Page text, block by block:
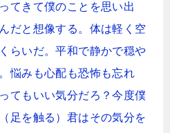
てきて僕のことを思い出
だと想像する。体は軽く空
らいだ。平和で静かで穏や
悩みも心配も恐怖も忘れ
てもいい気分だろ？今度僕
足を触る）君はその気分を